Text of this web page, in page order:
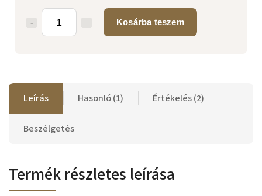
Kosárba teszem
Leírás Hasonló (1) Értékelés (2)
Beszélgetés
Termék részletes leírása